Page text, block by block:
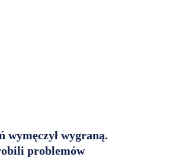
wymęczył wygraną.
problemów